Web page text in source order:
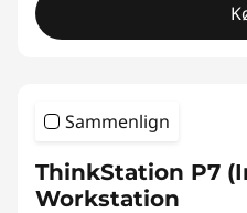
Sammenlign
ThinkStation P7
Workstation